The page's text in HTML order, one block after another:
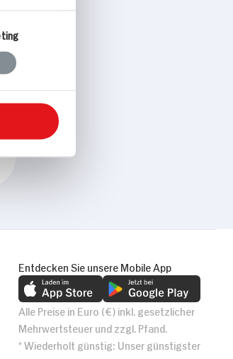
Entdecken Sie unsere Mobile App
Alle Preise in Euro (€) inkl. gesetzlicher
Mehrwertsteuer und zzgl. Pfand.
* Wiederholt günstig: Unser günstigster